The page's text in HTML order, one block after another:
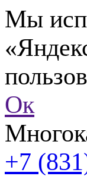
Мы
Ок
+7